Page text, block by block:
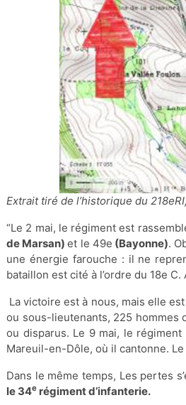
Extrait tiré de l’historique du
“Le 2 mai, le régiment est
de Marsan)et le 49e (Bayonne).
une énergie farouche : il ne
bataillon est cité à l’ordre du 18e C.
La victoire est à nous, mais elle
ou sous-lieutenants, 225 hommes
ou disparus. Le 9 mai, le
Mareuil-en-Dôle, où il cantonne.
Dans le même temps, Les pertes
le 34e régiment d’infanterie.